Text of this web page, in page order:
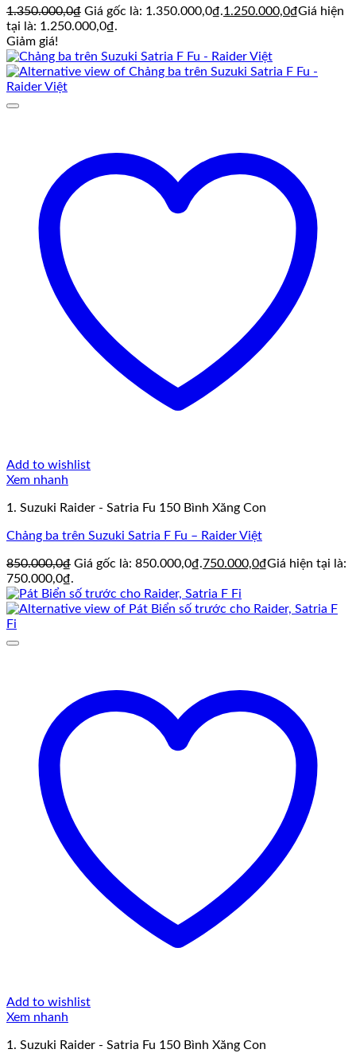
1.350.000,0₫ Giá gốc là: 1.350.000,0₫.1.250.000,0₫Giá hiện
tại là: 1.250.000,0₫.
Giảm giá!
Add to wishlist
Xem nhanh
1. Suzuki Raider - Satria Fu 150 Bình Xăng Con
Chảng ba trên Suzuki Satria F Fu – Raider Việt
850.000,0₫ Giá gốc là: 850.000,0₫.750.000,0₫Giá hiện tại là:
750.000,0₫.
Add to wishlist
Xem nhanh
1. Suzuki Raider - Satria Fu 150 Bình Xăng Con